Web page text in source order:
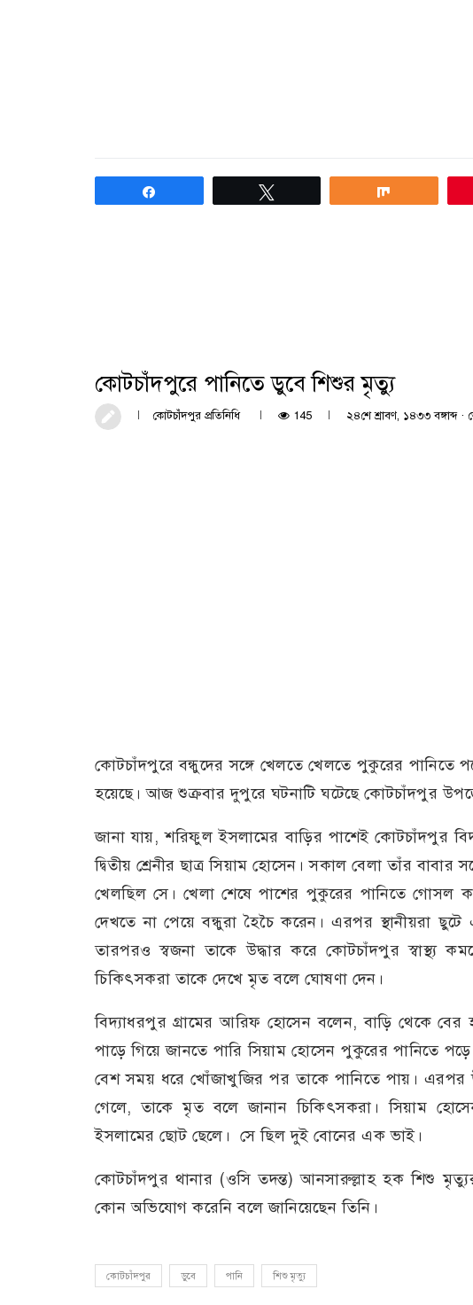
কোটচাঁদপুরে পানিতে ডুবে শিশুর মৃত্যু
কোটচাঁদপুর প্রতিনিধি 145 ২৪শে শ্রাবণ, ১৪৩৩ বঙ্গাব্দ
কোটচাঁদপুরে বন্ধুদের সঙ্গে খেলতে খেলতে পুকুরের
হয়েছে। আজ শুক্রবার দুপুরে ঘটনাটি ঘটেছে কোটচাঁদপুর
জানা যায়, শরিফুল ইসলামের বাড়ির পাশেই কোটচাঁদপুর
দ্বিতীয় শ্রেনীর ছাত্র সিয়াম হোসেন। সকাল বেলা তাঁর বাবার
খেলছিল সে। খেলা শেষে পাশের পুকুরের পানিতে
দেখতে না পেয়ে বন্ধুরা হৈচৈ করেন। এরপর স্থানীয়রা
তারপরও স্বজনা তাকে উদ্ধার করে কোটচাঁদপুর স্বাস্থ্য
চিকিৎসকরা তাকে দেখে মৃত বলে ঘোষণা দেন।
বিদ্যাধরপুর গ্রামের আরিফ হোসেন বলেন, বাড়ি থেকে
পাড়ে গিয়ে জানতে পারি সিয়াম হোসেন পুকুরের পানিতে
বেশ সময় ধরে খোঁজাখুজির পর তাকে পানিতে পায়। এরপর
গেলে, তাকে মৃত বলে জানান চিকিৎসকরা। সিয়াম
ইসলামের ছোট ছেলে। সে ছিল দুই বোনের এক ভাই।
কোটচাঁদপুর থানার (ওসি তদন্ত) আনসারুল্লাহ হক শিশু
কোন অভিযোগ করেনি বলে জানিয়েছেন তিনি।
কোটচাঁদপুর ডুবে পানি শিশু মৃত্যু